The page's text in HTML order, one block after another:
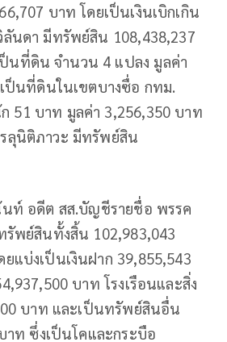
บาท โดยเป็นเงินเบิกเกิน
นดา มีทรัพย์สิน 108,438,237
นที่ดิน จำนวน 4 แปลง มูลค่า
ป็นที่ดินในเขตบางซื่อ กทม.
51 บาท มูลค่า 3,256,350 บาท
ลุนิติภาวะ มีทรัพย์สิน
นท์ อดีต สส.บัญชีรายชื่อ พรรค
รัพย์สินทั้งสิ้น 102,983,043
แบ่งเป็นเงินฝาก 39,855,543
บาท โรงเรือนและสิ่ง
บาท และเป็นทรัพย์สินอื่น
าท ซึ่งเป็นโคและกระบือ